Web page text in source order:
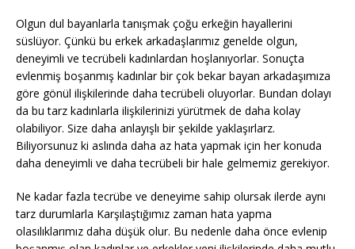
Olgun dul bayanlarla tanışmak çoğu erkeğin hayallerini
süslüyor. Çünkü bu erkek arkadaşlarımız genelde olgun,
deneyimli ve tecrübeli kadınlardan hoşlanıyorlar. Sonuçta
evlenmiş boşanmış kadınlar bir çok bekar bayan arkadaşımıza
göre gönül ilişkilerinde daha tecrübeli oluyorlar. Bundan dolayı
da bu tarz kadınlarla ilişkilerinizi yürütmek de daha kolay
olabiliyor. Size daha anlayışlı bir şekilde yaklaşırlarz.
Biliyorsunuz ki aslında daha az hata yapmak için her konuda
daha deneyimli ve daha tecrübeli bir hale gelmemiz gerekiyor.
Ne kadar fazla tecrübe ve deneyime sahip olursak ilerde aynı
tarz durumlarla Karşılaştığımız zaman hata yapma
olasılıklarımız daha düşük olur. Bu nedenle daha önce evlenip